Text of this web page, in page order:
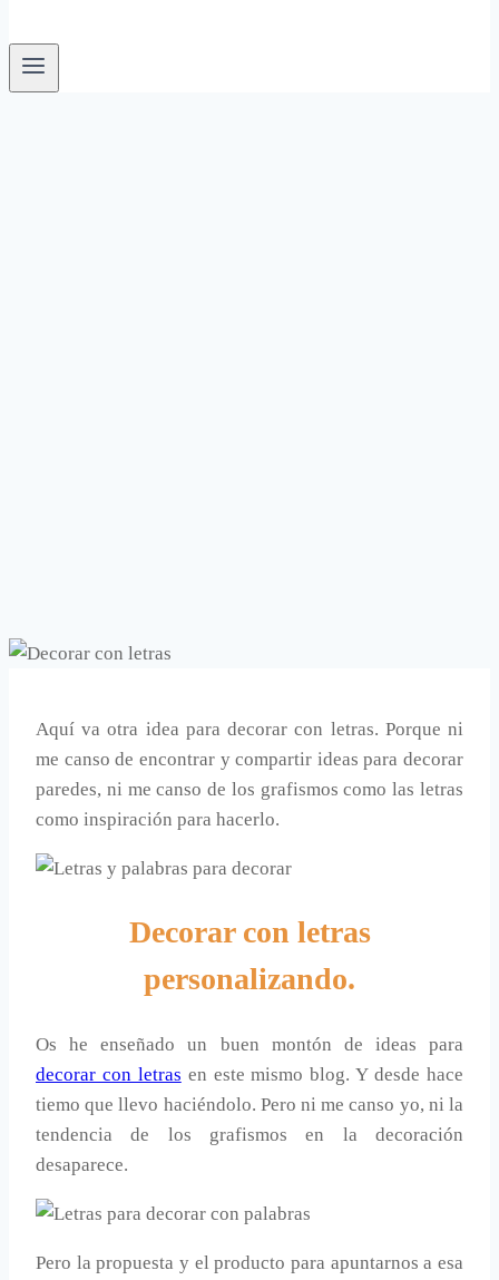
Aquí va otra idea para decorar con letras. Porque ni
me canso de encontrar y compartir ideas para decorar
paredes, ni me canso de los grafismos como las letras
como inspiración para hacerlo.
Decorar con letras
personalizando.
Os he enseñado un buen montón de ideas para
decorar con letras en este mismo blog. Y desde hace
tiemo que llevo haciéndolo. Pero ni me canso yo, ni la
tendencia de los grafismos en la decoración
desaparece.
Pero la propuesta y el producto para apuntarnos a esa